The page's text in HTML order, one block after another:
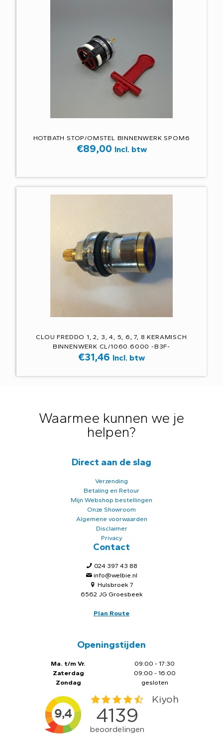
HOTBATH STOP/OMSTEL BINNENWERK SPOM6
€89,00 Incl. btw
CLOU FREDDO 1, 2, 3, 4, 5, 6, 7, 8 KERAMISCH
BINNENWERK CL/1060.6000 -B3F-
€31,46 Incl. btw
Waarmee kunnen we je
helpen?
Direct aan de slag
Verzending
Betaling en Retour
Mijn Webshop bestellingen
Onze Showroom
Algemene voorwaarden
Disclaimer
Privacy
Contact
024 397 43 88
info@welbie.nl
Hulsbroek 7
6562 JG Groesbeek
Plan Route
Openingstijden
Ma. t/m Vr.
Zaterdag
Zondag
09:00 - 17:30
09:00 - 16:00
gesloten